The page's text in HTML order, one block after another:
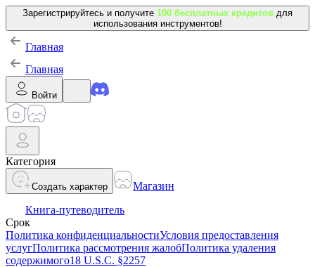
Зарегистрируйтесь и получите 100 бесплатных кредитов для
использования инструментов!
Главная
Главная
Войти
Категория
Создать характер
Магазин
Книга-путеводитель
Срок
Политика конфиденциальностиУсловия предоставления
услугПолитика рассмотрения жалобПолитика удаления
содержимого18 U.S.C. §2257